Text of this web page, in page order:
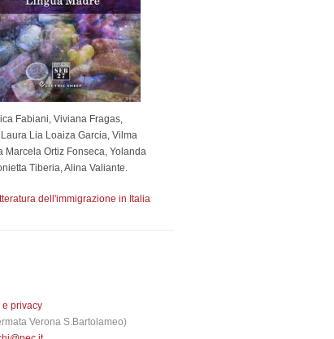
Fabiani, Viviana Fragas,
Lia Loaiza Garcia, Vilma
Marcela Ortiz Fonseca, Yolanda
Tiberia, Alina Valiante.
dell'immigrazione in Italia
e privacy
Verona S.Bartolameo)